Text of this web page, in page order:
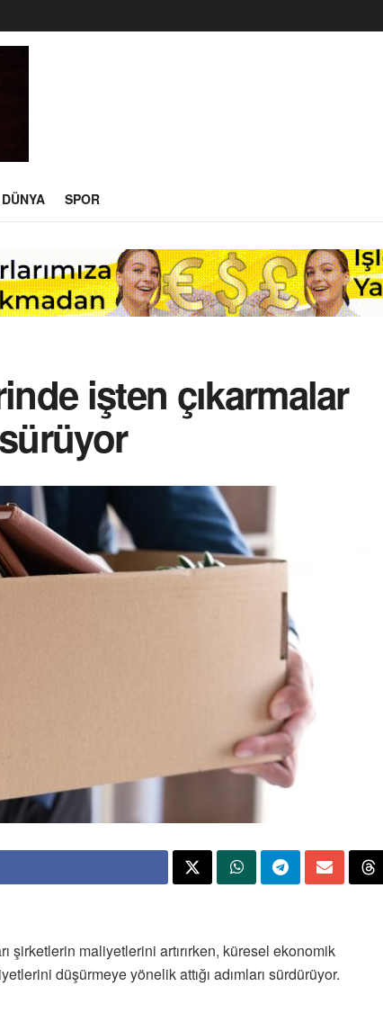
DÜNYA SPOR
işten çıkarmalar
şirketlerin maliyetlerini artırırken, küresel ekonomik
düşürmeye yönelik attığı adımları sürdürüyor.